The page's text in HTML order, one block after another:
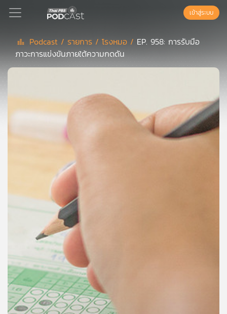
Podcast
ลิ
แนะนำ
ลิ
เพลง
บทความ
เข้าสู่ระบบ
Podcast / รายการ /โรงหมอ / EP. 958: การรับมือ
ภาวะการแข่งขันภายใต้ความกดดัน